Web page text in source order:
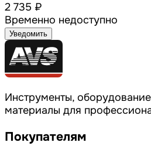
2 735 ₽
Временно недоступно
Уведомить
Инструменты,
материалы для
Покупателям